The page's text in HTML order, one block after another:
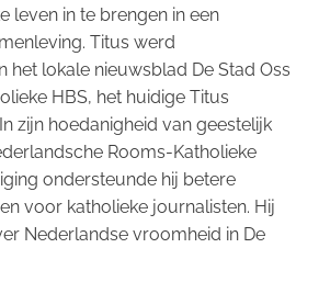
leven in te brengen in een
Titus werd
het lokale nieuwsblad De Stad Oss
HBS, het huidige Titus
zijn hoedanigheid van geestelijk
Rooms-Katholieke
ondersteunde hij betere
voor katholieke journalisten. Hij
Nederlandse vroomheid in De